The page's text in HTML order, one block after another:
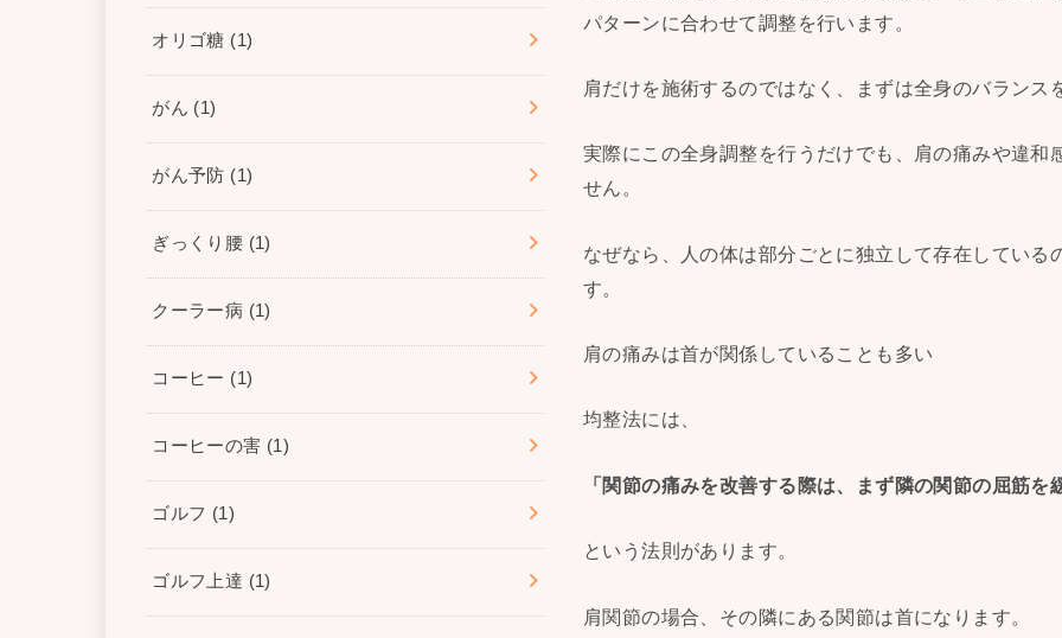
パターンに合わせて調整を行います。
肩だけを施術するのではなく、まずは全身のバランス
実際にこの全身調整を行うだけでも、肩の痛みや違和
せん。
なぜなら、人の体は部分ごとに独立して存在してい
す。
肩の痛みは首が関係していることも多い
均整法には、
「関節の痛みを改善する際は、まず隣の関節の屈筋を
という法則があります。
肩関節の場合、その隣にある関節は首になります。
オリゴ糖 (1)
がん (1)
がん予防 (1)
ぎっくり腰 (1)
クーラー病 (1)
コーヒー (1)
コーヒーの害 (1)
ゴルフ (1)
ゴルフ上達 (1)